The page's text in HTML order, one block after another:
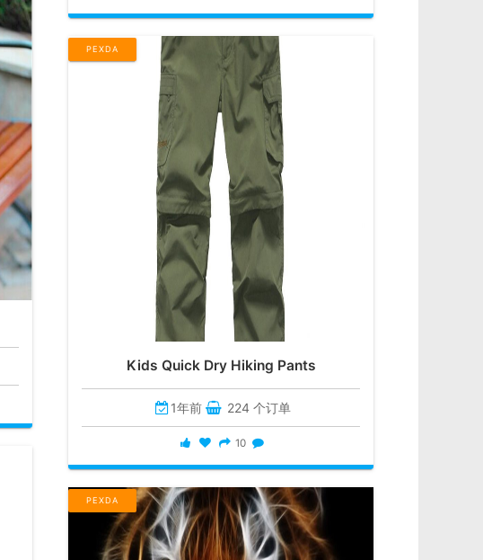
PEXDA
Kids Quick Dry Hiking Pants
1年前 224 个订单
10
PEXDA